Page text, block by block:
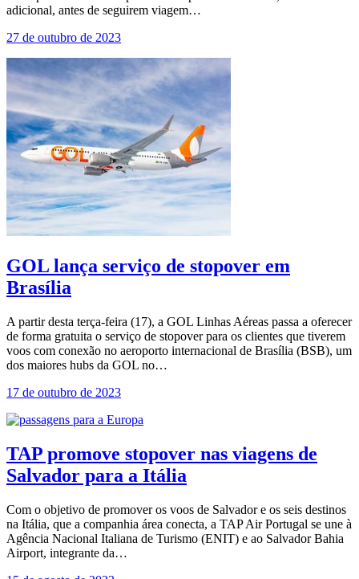
adicional, antes de seguirem viagem…
27 de outubro de 2023
GOL lança serviço de stopover em
Brasília
A partir desta terça-feira (17), a GOL Linhas Aéreas passa a oferecer
de forma gratuita o serviço de stopover para os clientes que tiverem
voos com conexão no aeroporto internacional de Brasília (BSB), um
dos maiores hubs da GOL no…
17 de outubro de 2023
TAP promove stopover nas viagens de
Salvador para a Itália
Com o objetivo de promover os voos de Salvador e os seis destinos
na Itália, que a companhia área conecta, a TAP Air Portugal se une à
Agência Nacional Italiana de Turismo (ENIT) e ao Salvador Bahia
Airport, integrante da…